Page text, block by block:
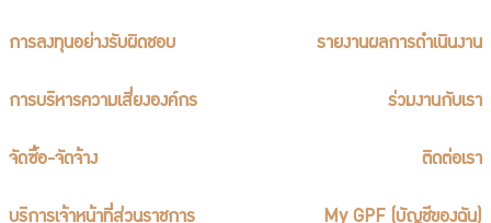
การลงทุนอย่างรับผิดชอบ รายงานผลการดำเนินงาน
การบริหารความเสี่ยงองค์กร ร่วมงานกับเรา
จัดซื้อ-จัดจ้าง ติดต่อเรา
บริการเจ้าหน้าที่ส่วนราชการ My GPF (บัญชีของฉัน)